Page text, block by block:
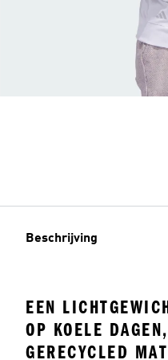
Beschrijving
EEN
OP KOELE
GERECYCLED